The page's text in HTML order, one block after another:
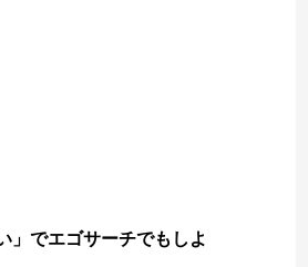
」でエゴサーチでもしよ